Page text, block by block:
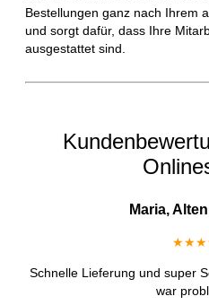
Bestellungen ganz nach Ihrem
und sorgt dafür, dass Ihre
ausgestattet sind.
Maria,
Schnelle Lieferung und super
war